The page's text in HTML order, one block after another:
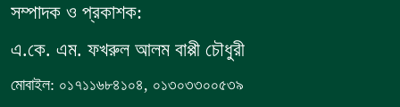
সম্পাদক ও প্রকাশক:
এ.কে. এম. ফখরুল আলম বাপ্পী চৌধুরী
মোবাইল: ০১৭১১৬৮৪১০৪, ০১৩০৩৩০০৫৩৯